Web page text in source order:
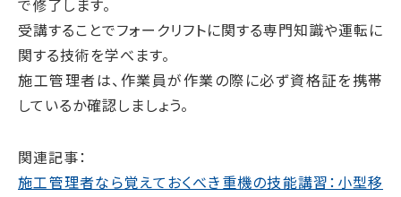
で修了します。
受講することでフォークリフトに関する専門知識や運転に
関する技術を学べます。
施工管理者は、作業員が作業の際に必ず資格証を携帯
しているか確認しましょう。
関連記事：
施工管理者なら覚えておくべき重機の技能講習：小型移